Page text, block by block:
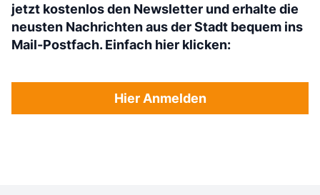
jetzt kostenlos den Newsletter und erhalte die
neusten Nachrichten aus der Stadt bequem ins
Mail-Postfach. Einfach hier klicken:
Hier Anmelden